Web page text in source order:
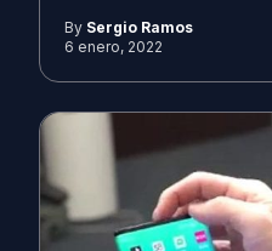
By Sergio Ramos
6 enero, 2022